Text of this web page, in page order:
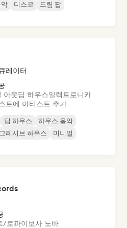
악 디스코
드림 팝
레이터
아웃딥 하우스일렉트로니카
트에 아티스트 추가
딥 하우스
하우스 음악
레시브 하우스
미니멀
/로파이 보사 노바